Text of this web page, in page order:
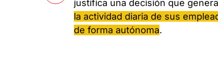
justifica una decisión que
la actividad diaria de sus
de forma autónoma.